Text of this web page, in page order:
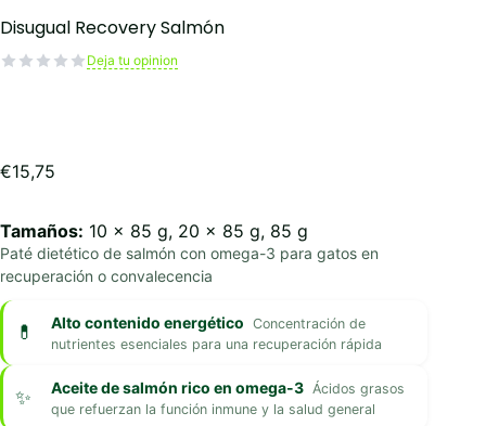
Disugual Recovery Salmón
Deja tu opinion
€15,75
Tamaños: 10 x 85 g, 20 x 85 g, 85 g
Paté dietético de salmón con omega-3 para gatos en
recuperación o convalecencia
Alto contenido energético Concentración de
nutrientes esenciales para una recuperación rápida
Aceite de salmón rico en omega-3 Ácidos grasos
que refuerzan la función inmune y la salud general